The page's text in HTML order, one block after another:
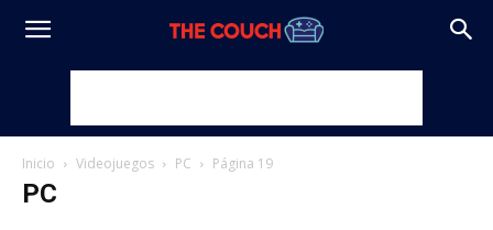
Inicio Videojuegos PC Página 19
PC